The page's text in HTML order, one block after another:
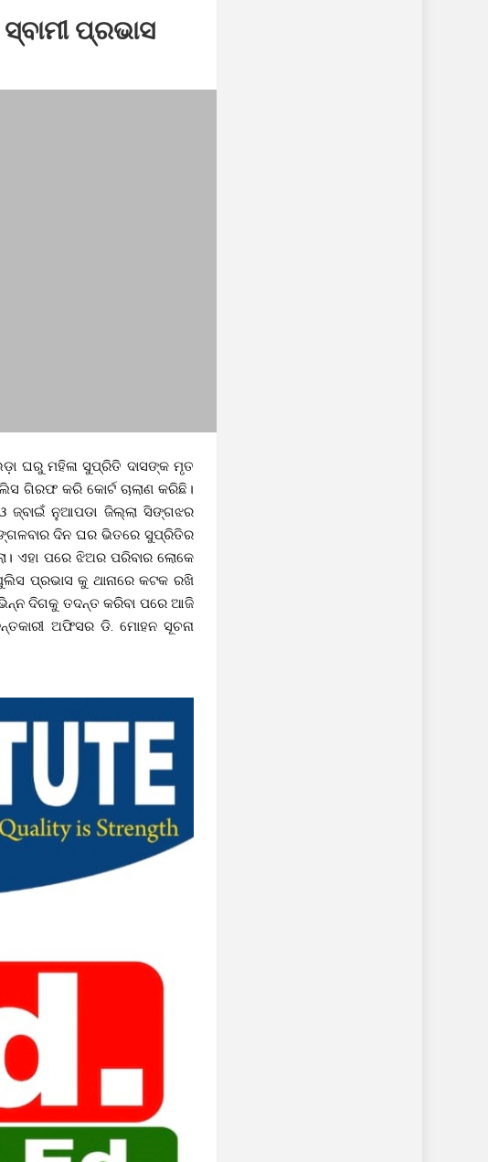
ପ୍ରଭାସ
ଘରୁ ମହିଳା ସୁପ୍ରିତି ଦାସଙ୍କ ମୃତ
ଗିରଫ କରି କୋର୍ଟ ଚାଲାଣ କରିଛି।
ଜ୍ବାଇଁ ନୁଆପଡା ଜିଲ୍ଲା ସିଙ୍ଗଝର
ଦିନ ଘର ଭିତରେ ସୁପ୍ରିତିର
ଏହା ପରେ ଝିଅର ପରିବାର ଲୋକେ
ପ୍ରଭାସ କୁ ଥାନାରେ କଟକ ରଖି
ଦିଗକୁ ତଦନ୍ତ କରିବା ପରେ ଆଜି
ଅଫିସର ଡି. ମୋହନ ସୂଚନା